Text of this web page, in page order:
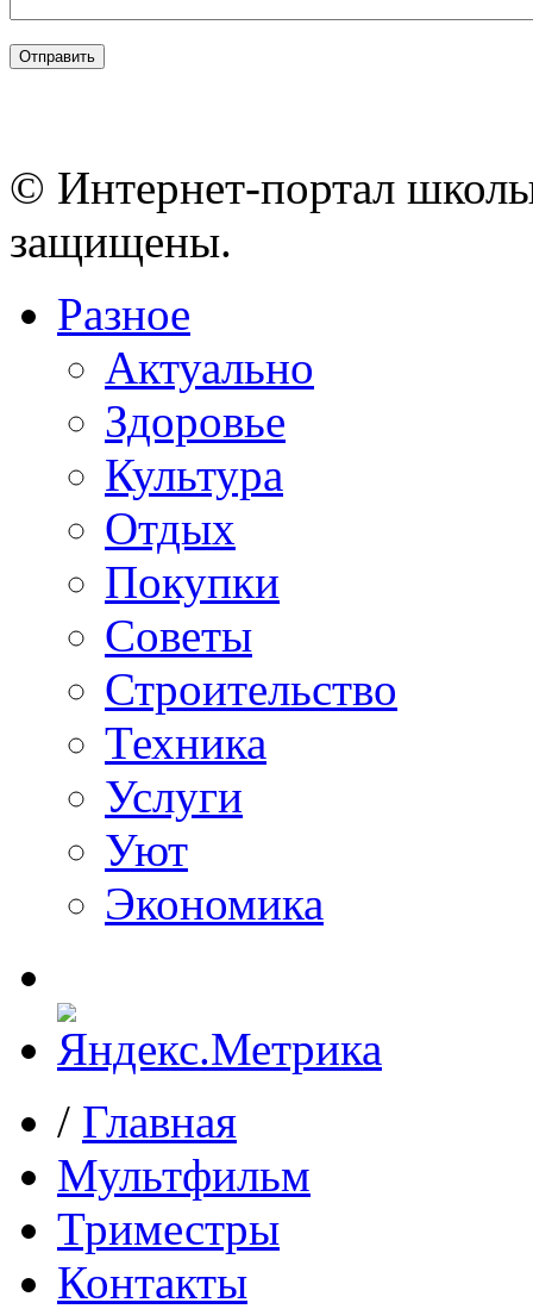
© Интернет-портал
защищены.
Разное
Актуально
Здоровье
Культура
Отдых
Покупки
Советы
Строительство
Техника
Услуги
Уют
Экономика
/ Главная
Мультфильм
Триместры
Контакты